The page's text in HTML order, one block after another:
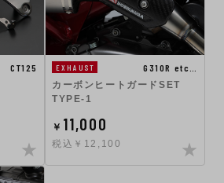
CT125
EXHAUST
G310R etc…
カーボンヒートガードSET
TYPE-1
￥ 11,000
税込￥12,100